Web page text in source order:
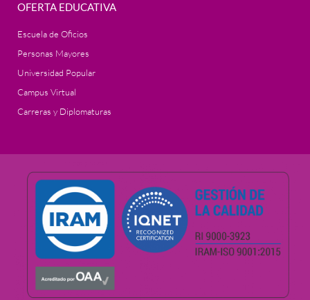
OFERTA EDUCATIVA
Escuela de Oficios
Personas Mayores
Universidad Popular
Campus Virtual
Carreras y Diplomaturas